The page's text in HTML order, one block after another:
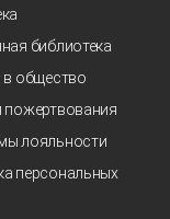
библиотека
в общество
пожертвования
лояльности
персональных